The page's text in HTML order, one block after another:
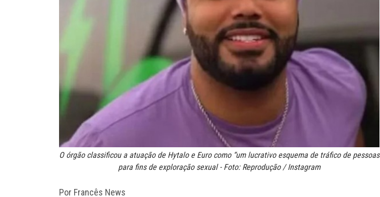
O órgão classificou a atuação de Hytalo e Euro como “um lucrativo esquema de tráfico de pessoas
para fins de exploração sexual - Foto: Reprodução / Instagram
Por Francês News